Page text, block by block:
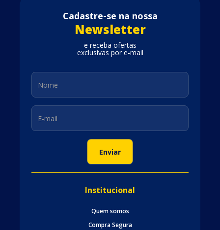
Cadastre-se na nossa
Newsletter
e receba ofertas
exclusivas por e-mail
Institucional
Quem somos
Compra Segura